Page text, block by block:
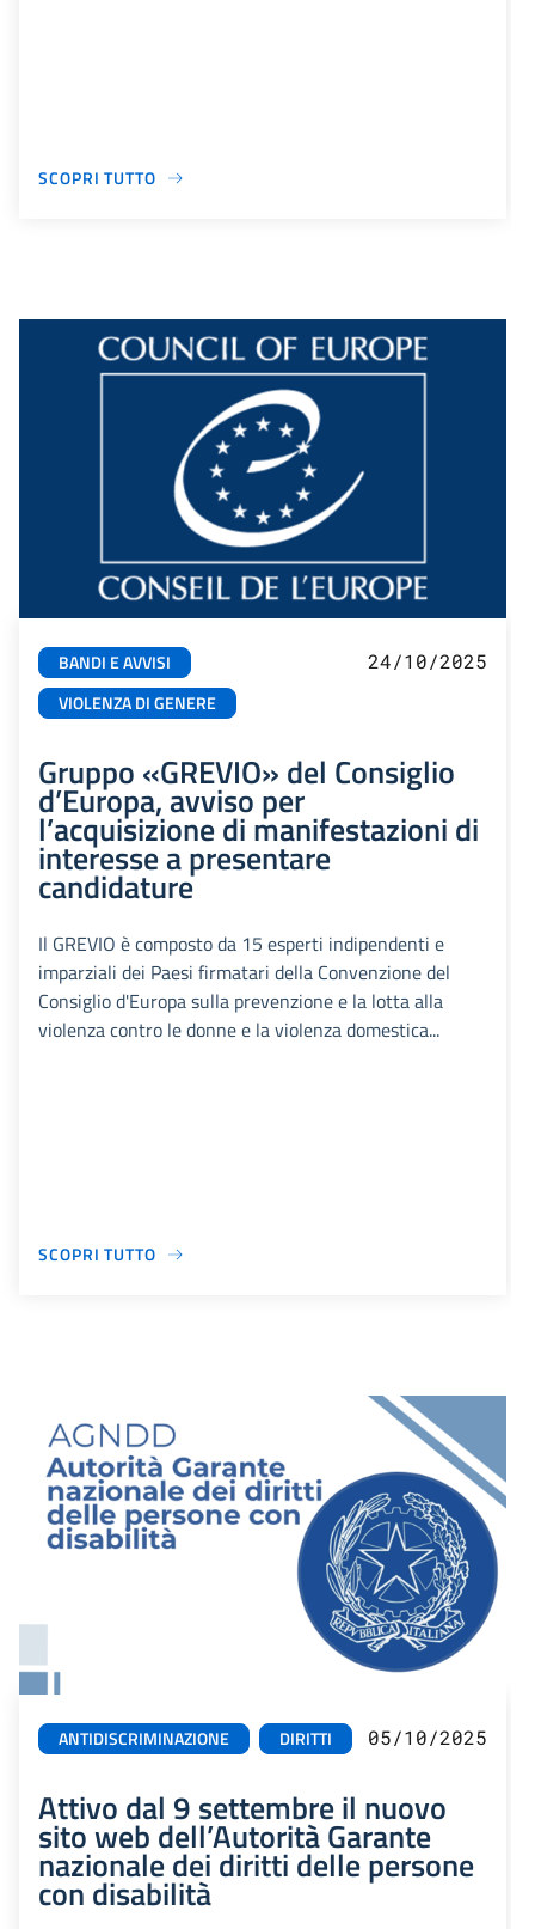
SCOPRI TUTTO
BANDI E AVVISI
VIOLENZA DI GENERE
24/10/2025
Gruppo «GREVIO» del Consiglio
d’Europa, avviso per
l’acquisizione di manifestazioni di
interesse a presentare
candidature
Il GREVIO è composto da 15 esperti indipendenti e
imparziali dei Paesi firmatari della Convenzione del
Consiglio d'Europa sulla prevenzione e la lotta alla
violenza contro le donne e la violenza domestica...
SCOPRI TUTTO
ANTIDISCRIMINAZIONE DIRITTI 05/10/2025
Attivo dal 9 settembre il nuovo
sito web dell’Autorità Garante
nazionale dei diritti delle persone
con disabilità